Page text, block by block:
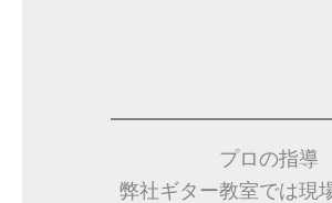
プロの指導
弊社ギター教室では現